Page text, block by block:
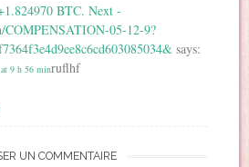
BTC. Next -
COMPENSATION-05-12-9?
says:
9 h 56 minruflhf
UN COMMENTAIRE